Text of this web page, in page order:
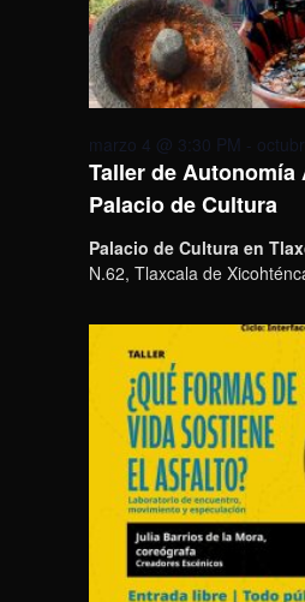
Taller de Autonomía
Palacio de Cultura
marzo 4 @ 3:30 PM -
Palacio de Cultura en
N.62, Tlaxcala de